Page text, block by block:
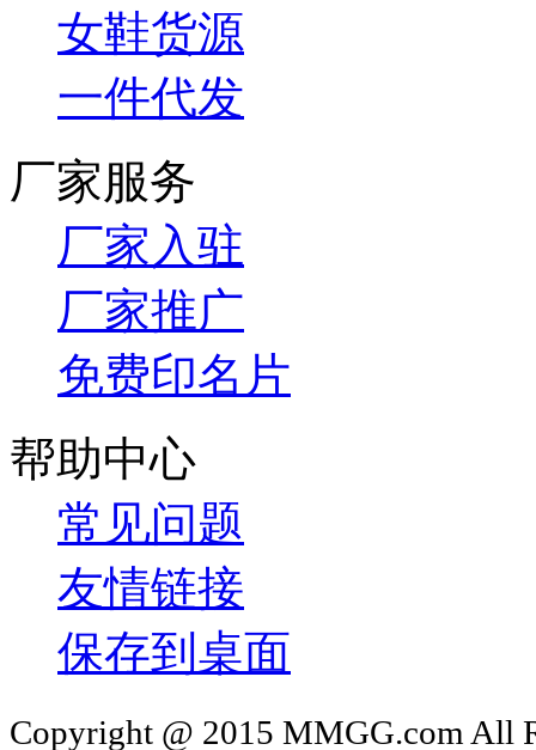
女鞋货源
一件代发
厂家服务
厂家入驻
厂家推广
免费印名片
帮助中心
常见问题
友情链接
保存到桌面
Copyright @ 2015 MMGG.com All